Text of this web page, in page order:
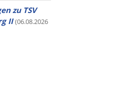
zu TSV
II (06.08.2026